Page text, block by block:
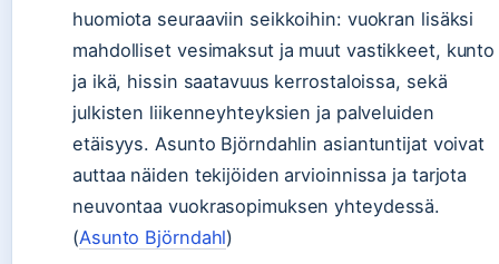
huomiota seuraaviin seikkoihin: vuokran lisäksi
mahdolliset vesimaksut ja muut vastikkeet, kunto
ja ikä, hissin saatavuus kerrostaloissa, sekä
julkisten liikenneyhteyksien ja palveluiden
etäisyys. Asunto Björndahlin asiantuntijat voivat
auttaa näiden tekijöiden arvioinnissa ja tarjota
neuvontaa vuokrasopimuksen yhteydessä.
(Asunto Björndahl)